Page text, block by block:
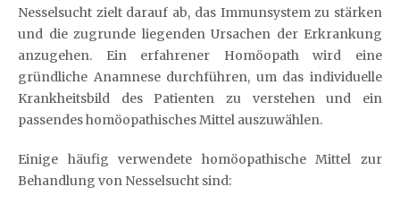
Nesselsucht zielt darauf ab, das Immunsystem zu stärken
und die zugrunde liegenden Ursachen der Erkrankung
anzugehen. Ein erfahrener Homöopath wird eine
gründliche Anamnese durchführen, um das individuelle
Krankheitsbild des Patienten zu verstehen und ein
passendes homöopathisches Mittel auszuwählen.
Einige häufig verwendete homöopathische Mittel zur
Behandlung von Nesselsucht sind: